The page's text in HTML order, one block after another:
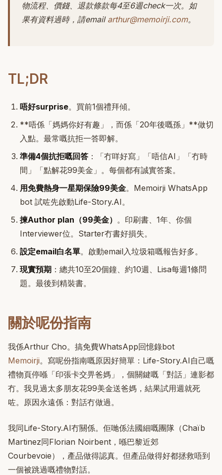
物流程、價錢、退款條款每4至6週check一次。如
果有資料過時，請email arthur@memoirji.com。
TL;DR
唔好surprise。買前1個禮拜傾。
**唔係「媽媽你好有趣」，而係「20年後嘅孫」**做切
入點。最常嘅抗拒一答即解。
準備4個抗拒嘅回答 ：「冇咩好寫」「唔信AI」「冇時
間」「點解花99美金」。每個都有誠實答案。
用免費熱身一星期保險99美金。Memoirji WhatsApp
bot 試咗先啟動Life-Story.AI。
揀Author plan（99美金） 。印刷書、1年、你個
Interviewer位。Starter冇書好損失。
設定email白名單。啟動email入垃圾箱嘅報告好多。
現實預期 ：總共10至20個鐘、約10週、Lisa每週1條問
題。最後到精裝書。
關於呢份指南
我係Arthur Cho。搞免費WhatsApp回憶錄bot
Memoirji。寫呢份指南嘅原因好簡單：Life-Story.AI自己嘅
禮物頁停喺「印張卡交畀爸媽」，個關鍵嘅「對話」連影都
冇。我見過太多朋友花99美金送爸媽，結果試用週就死
咗。原因永遠係：對話冇做過。
我同Life-Story.AI冇關係。佢哋係法國細嘅團隊（Chaïb
Martinez同Florian Noirbent，喺巴黎近郊
Courbevoie），產品做得認真。但產品做得好都拯救唔到
一個被跳過嘅禮物對話。